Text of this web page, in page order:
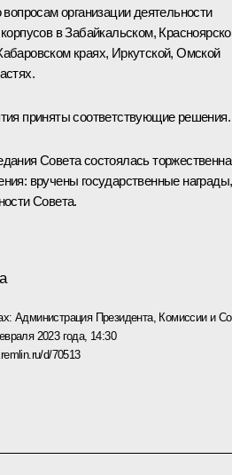
организации деятельности
в Забайкальском,
краях, Иркутской, Омской
приняты соответствующие решения.
Совета состоялась
вручены государственные награды,
Совета.
Администрация Президента, Комиссии и
2023 года, 14:30
d/70513